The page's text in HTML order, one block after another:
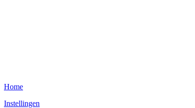
Home
Instellingen